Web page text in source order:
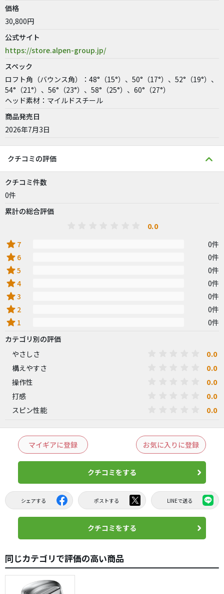
価格
30,800円
公式サイト
https://store.alpen-group.jp/
スペック
ロフト角（バウンス角）：48°（15°）、50°（17°）、52°（19°）、
54°（21°）、56°（23°）、58°（25°）、60°（27°）
ヘッド素材：マイルドスチール
商品発売日
2026年7月3日
クチコミの評価
クチコミ件数
0件
累計の総合評価
0.0
star 7 0件
star 6 0件
star5 0件
star4 0件
star3 0件
star 2 0件
star 1
0件
カテゴリ別の評価
やさしさ
0.0
構えやすさ 0.0
操作性 0.0
打感 0.0
スピン性能 0.0
マイギアに登録 お気に入りに登録
クチコミをする
シェアする ポストする LINEで送る
クチコミをする
同じカテゴリで評価の高い商品